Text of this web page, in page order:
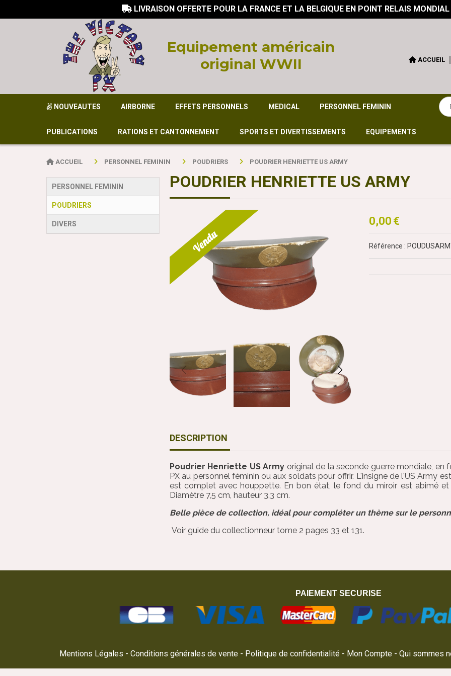
 LIVRAISON OFFERTE POUR LA FRANCE ET LA BELGIQUE EN POINT RELAIS
Equipement américain
original WWII
ACCUEIL
NOUVEAUTES AIRBORNE EFFETS PERSONNELS MEDICAL PERSONNEL FEMININ
PUBLICATIONS RATIONS ET CANTONNEMENT SPORTS ET DIVERTISSEMENTS EQUIPEMENTS
PERSONNEL FEMININ
POUDRIERS
DIVERS
ACCUEIL PERSONNEL FEMININ POUDRIERS POUDRIER HENRIETTE US ARMY
POUDRIER HENRIETTE US ARMY
Vendu
0,00 €
Référence :
DESCRIPTION
Poudrier Henriette US Army original de la seconde guerre mondiale,
PX au personnel féminin ou aux soldats pour offrir. L'insigne de l'US Army
est complet avec houppette. En bon état, le fond du miroir est abimé
Diamètre 7,5 cm, hauteur 3,3 cm.
Belle pièce de collection, idéal pour compléter un thème sur le
Voir guide du collectionneur tome 2 pages 33 et 131.
PAIEMENT SECURISE
Mentions Légales Conditions générales de vente Politique de confidentialité Mon Compte Qui sommes